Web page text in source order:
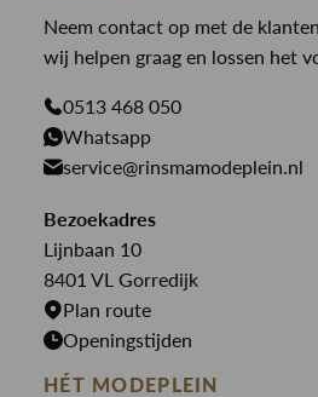
Paul en Shark
Genti
PME Legend
Butcher of Blue
Bekijk alle merken >
Broeken
Gilets
Jassen
Jeans
Jumpsuits
Jurken
Rokken
Colberts
Giftcards
Jassen
Overhemden
Truien
T-shirts
Neem contact op met de
wij helpen graag en lossen het
0513 468 050
Whatsapp
service@rinsmamodeplein.nl
Bezoekadres
Lijnbaan 10
8401 VL Gorredijk
Plan route
Openingstijden
HÉT MODEPLEIN